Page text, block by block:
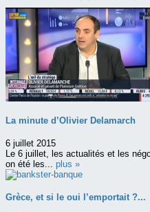
La minute d’Olivier Delamarch
6 juillet 2015
Le 6 juillet, les actualités et les
on été les... plus »
Grèce, et si le oui l’emportait ?...